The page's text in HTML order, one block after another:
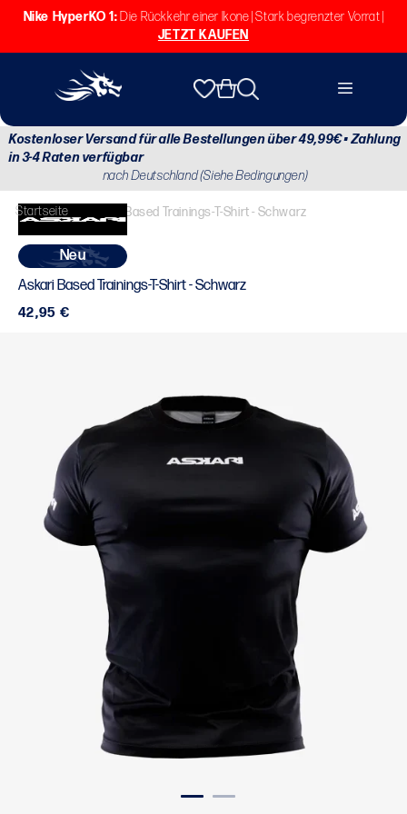
zum
Nike HyperKO 1: Die Rückkehr einer Ikone | Stark begrenzter Vorrat |
JETZT KAUFEN
Warenkorb
Kostenloser Versand für alle Bestellungen über 49,99€ • Zahlung
in 3-4 Raten verfügbar
nach Deutschland (Siehe Bedingungen)
Startseite Askari Based Trainings-T-Shirt - Schwarz
neu
Askari Based Trainings-T-Shirt - Schwarz
Normaler
42,95 €